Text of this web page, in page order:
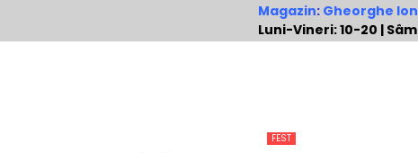
Magazin: Gheorghe
Luni-Vineri: 10-20 |
FEST